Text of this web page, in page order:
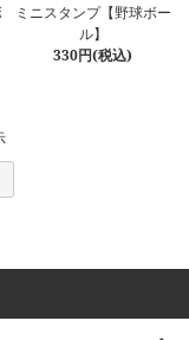
ミニスタンプ【野球ボー
ル】
330円(税込)